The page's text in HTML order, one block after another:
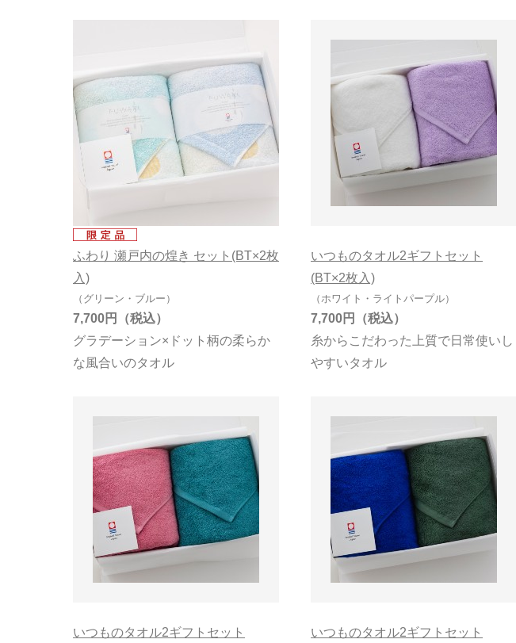
ふわり 瀬戸内の煌き セット(BT×2枚
入)
（グリーン・ブルー）
グラデーション×ドット柄の柔らか
な風合いのタオル
7,700円
いつものタオル2ギフトセット
(BT×2枚入)
（ホワイト・ライトパープル）
糸からこだわった上質で日常使いし
やすいタオル
7,700円
いつものタオル2ギフトセット いつものタオル2ギフトセット